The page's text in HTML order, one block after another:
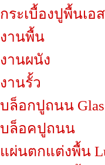
กระเบื้องปูพื้นเ
งานพื้น
งานผนัง
งานรั้ว
บล็อกปูถนน
บล็อคปูถนน
แผ่นตกแต่งพื้น